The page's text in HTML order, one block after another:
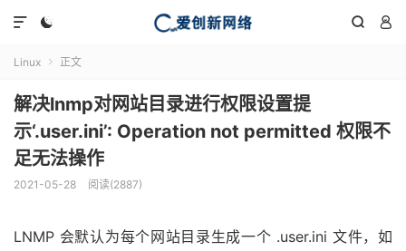
  

Linux  正文
解决lnmp对网站目录进行权限设置提
示‘.user.ini’: Operation not permitted 权限不
足无法操作
2021-05-28 阅读(2887)
LNMP 会默认为每个网站目录生成一个 .user.ini 文件，如